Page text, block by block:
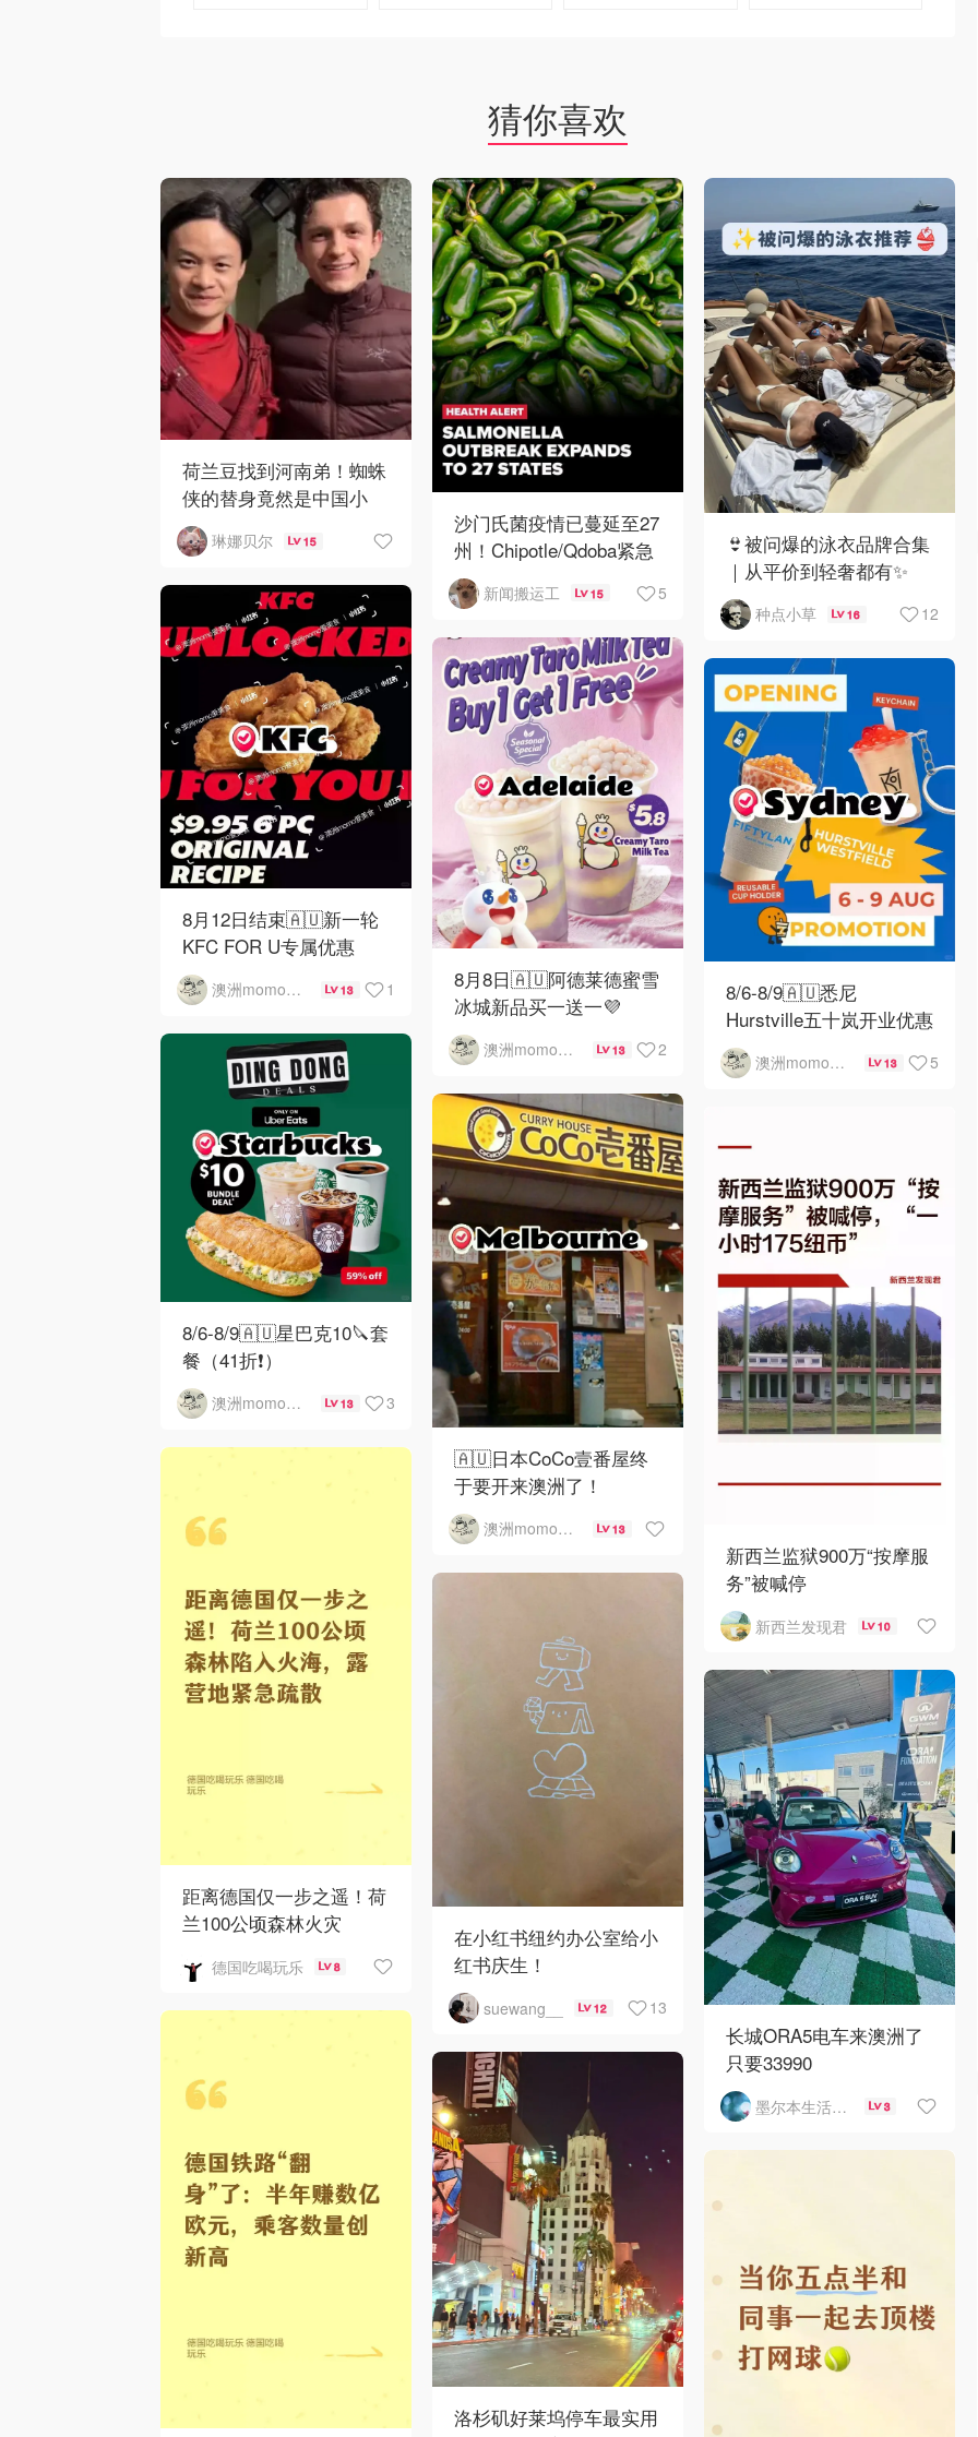
猜你喜欢
荷兰豆找到河南弟！蜘蛛
侠的替身竟然是中国小
哥？！
琳娜贝尔 15
沙门氏菌疫情已蔓延至27
州！Chipotle/Qdoba紧急
下架辣椒
新闻搬运工 15 5
👙被问爆的泳衣品牌合集
｜从平价到轻奢都有✨
种点小草 16 12
8月12日结束🇦🇺新一轮
KFC FOR U专属优惠
澳洲momo爱吃 13 1
8月8日🇦🇺阿德莱德蜜雪
冰城新品买一送一💜
澳洲momo爱吃 13 2
8/6-8/9🇦🇺悉尼
Hurstville五十岚开业优惠
澳洲momo爱吃 13 5
8/6-8/9🇦🇺星巴克10🔪套
餐（41折❗）
澳洲momo爱吃 13 3
🇦🇺日本CoCo壹番屋终
于要开来澳洲了！
澳洲momo爱吃 13
新西兰监狱900万“按摩服
务”被喊停
新西兰发现君 10
距离德国仅一步之遥！荷
兰100公顷森林火灾
德国吃喝玩乐 8
在小红书纽约办公室给小
红书庆生！
suewang__ 12 13
长城ORA5电车来澳洲了
只要33990
墨尔本生活指南 3
洛杉矶好莱坞停车最实用